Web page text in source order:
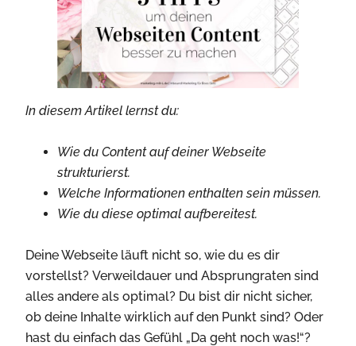
In diesem Artikel lernst du:
Wie du Content auf deiner Webseite
strukturierst.
Welche Informationen enthalten sein müssen.
Wie du diese optimal aufbereitest.
Deine Webseite läuft nicht so, wie du es dir
vorstellst? Verweildauer und Absprungraten sind
alles andere als optimal? Du bist dir nicht sicher,
ob deine Inhalte wirklich auf den Punkt sind? Oder
hast du einfach das Gefühl „Da geht noch was!“?